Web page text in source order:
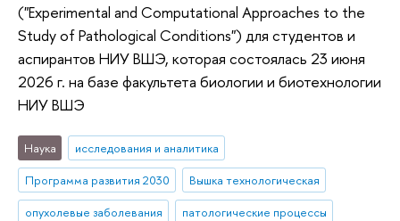
("Experimental and Computational Approaches to the
Study of Pathological Conditions") для студентов и
аспирантов НИУ ВШЭ, которая состоялась 23 июня
2026 г. на базе факультета биологии и биотехнологии
НИУ ВШЭ
Наука
исследования и аналитика
Программа развития 2030
Вышка технологическая
опухолевые заболевания
патологические процессы